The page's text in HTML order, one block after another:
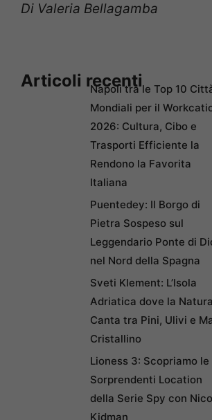
Di Valeria Bellagamba
Articoli recenti
Napoli tra le Top 10
Mondiali per il
2026: Cultura, Cibo e
Trasporti Efficiente la
Rendono la Favorita
Italiana
Puentedey: Il Borgo di
Pietra Sospeso sul
Leggendario Ponte di
nel Nord della Spagna
Sveti Klement: L’Isola
Adriatica dove la Natura
Canta tra Pini, Ulivi e
Cristallino
Lioness 3: Scopriamo le
Sorprendenti Location
della Serie Spy con
Kidman